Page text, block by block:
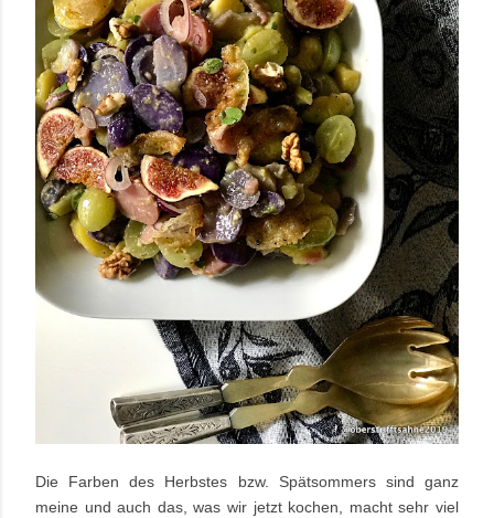
Die Farben des Herbstes bzw. Spätsommers sind ganz
meine und auch das, was wir jetzt kochen, macht sehr viel